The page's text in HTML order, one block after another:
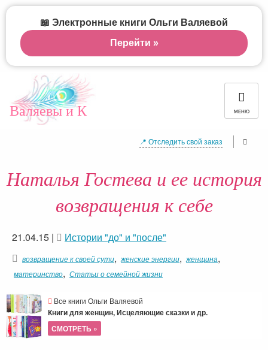
Валяевы и К МЕНЮ
📍 Отследить свой заказ
Наталья Гостева и ее история
возвращения к себе
21.04.15 | Истории "до" и "после"
возвращение к своей сути, женские энергии, женщина,
материнство, Статьи о семейной жизни
Все книги Ольги Валяевой
Книги для женщин, Исцеляющие сказки и др.
СМОТРЕТЬ »
📖 Электронные книги Ольги Валяевой
Перейти »